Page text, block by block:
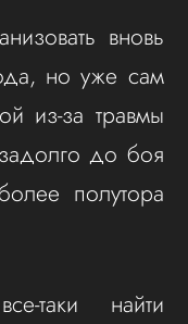
вновь
но уже сам
из-за травмы
до боя
полутора
таки найти